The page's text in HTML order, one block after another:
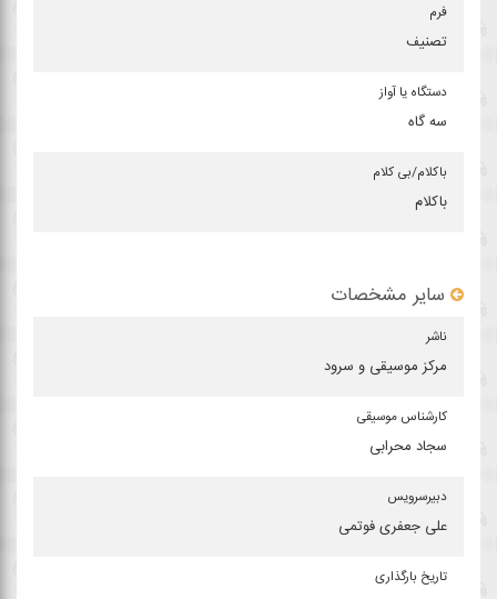
فرم
تصنیف
دستگاه یا آواز
سه گاه
باكلام/بی كلام
باکلام
سایر مشخصات
ناشر
مركز موسیقی و سرود
كارشناس موسیقی
سجاد محرابی
دبیرسرویس
علی جعفری فوتمی
تاریخ بارگذاری